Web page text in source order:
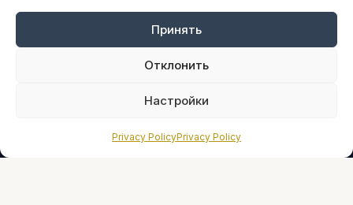
Принять
Отклонить
Настройки
Privacy PolicyPrivacy Policy
Оплата онлайн